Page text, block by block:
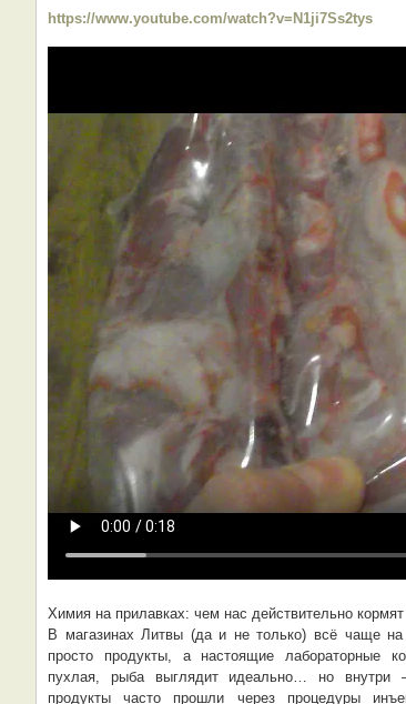
https://www.youtube.com/watch?v=N1ji7Ss2tys
Химия на прилавках: чем нас действительно кормят
В магазинах Литвы (да и не только) всё чаще
просто продукты, а настоящие лабораторные
пухлая, рыба выглядит идеально… но
продукты часто прошли через процедуры